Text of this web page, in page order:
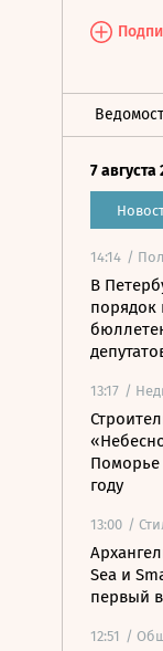
7 августа
14:14 /
В
порядок
13:17 /
Поморье
году
13:00 /
Sea и
первый
12:51 /